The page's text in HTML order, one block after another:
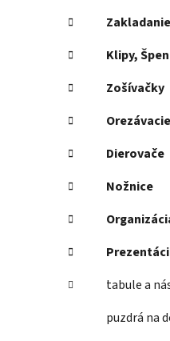
Klipy,
Zošívačky
Dierovače
Nožnice
tabule a
puzdrá na